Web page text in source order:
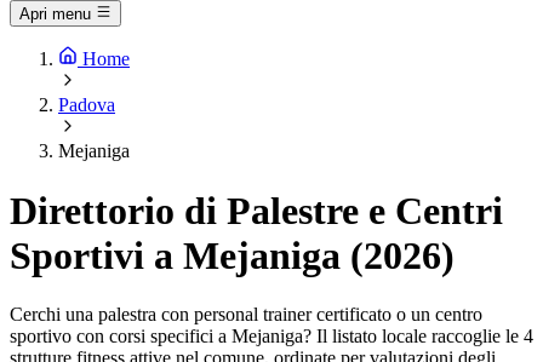
Apri menu
Home
Padova
Mejaniga
Direttorio di Palestre e Centri
Sportivi a Mejaniga (2026)
Cerchi una palestra con personal trainer certificato o un centro
sportivo con corsi specifici a Mejaniga? Il listato locale raccoglie le 4